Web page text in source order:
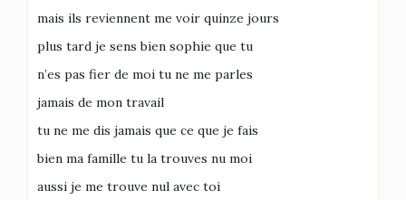
mais ils reviennent me voir quinze jours
plus tard je sens bien sophie que tu
n’es pas fier de moi tu ne me parles
jamais de mon travail
tu ne me dis jamais que ce que je fais
bien ma famille tu la trouves nu moi
aussi je me trouve nul avec toi